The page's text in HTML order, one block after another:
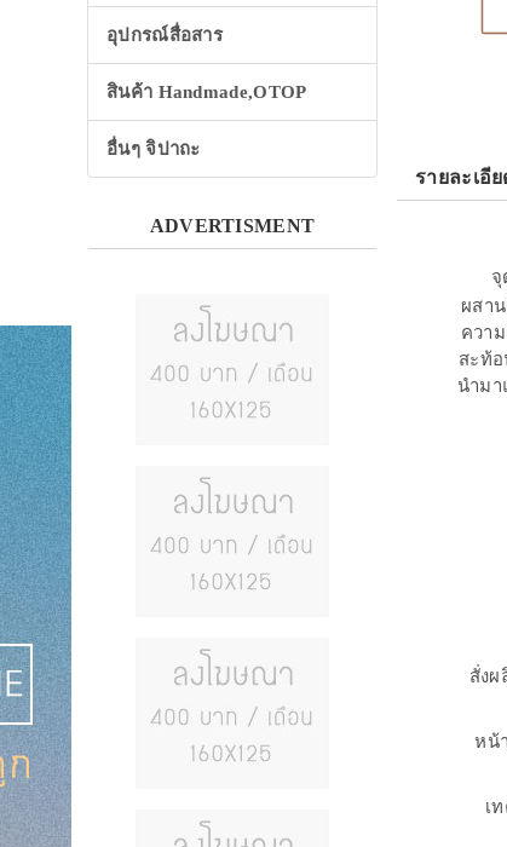
อุปกรณ์สื่อสาร
สินค้า Handmade,OTOP
อื่นๆ จิปาถะ
ADVERTISMENT
รายละเอี
จุ
ผสา
ควา
สะท้
นำมา
สั่ง
หน้
เ